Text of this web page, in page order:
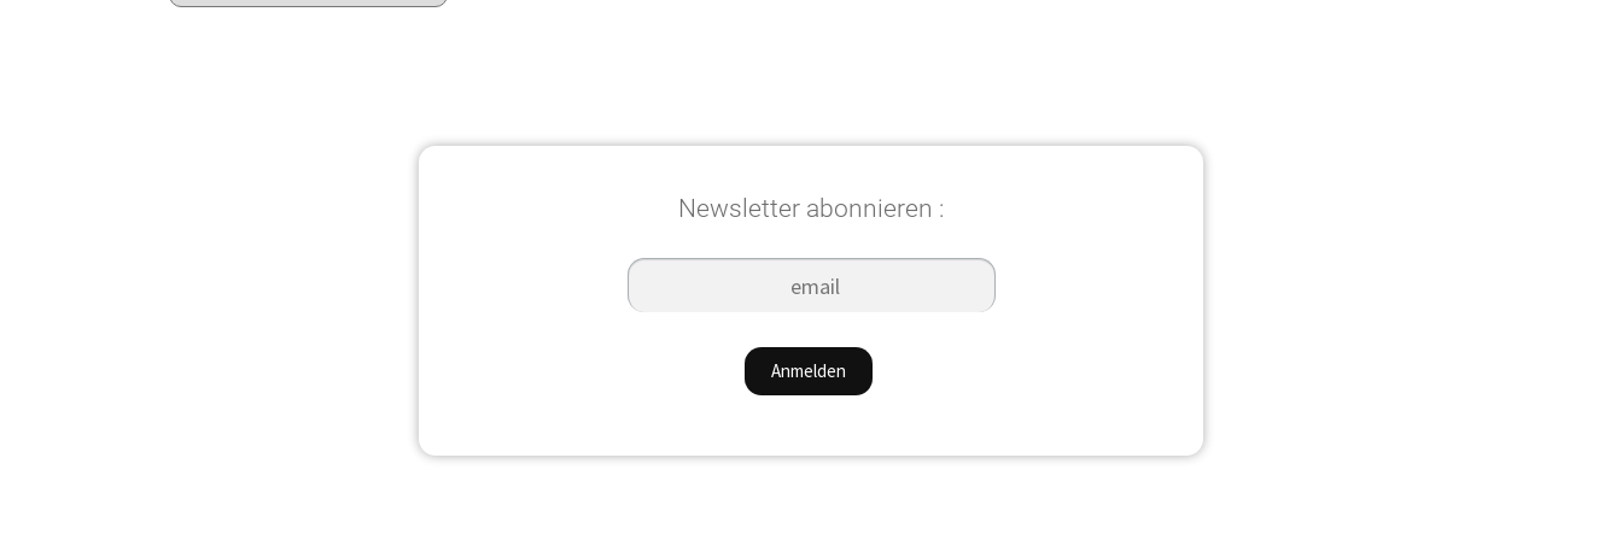
Newsletter abonnieren :